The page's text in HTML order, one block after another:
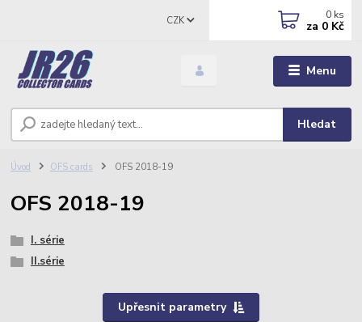
Menu
CZK
Hledat
0 ks
za 0 Kč
Úvod OFS cards OFS 2018-19
OFS 2018-19
I. série
II.série
Upřesnit parametry